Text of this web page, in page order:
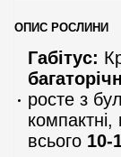
ОПИС РОСЛИНИ
Габітус:
росте з
всього 10-